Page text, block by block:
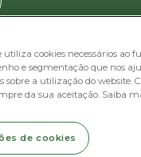
utiliza cookies necessários ao
e segmentação que nos
sobre a utilização do website.
da sua aceitação. Saiba
de cookies